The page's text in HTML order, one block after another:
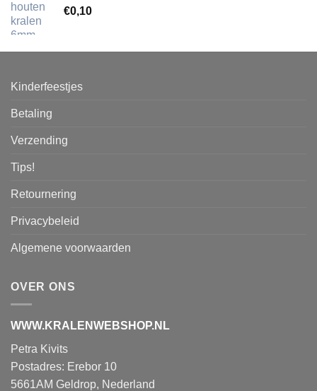
€0,10
Kinderfeestjes
Betaling
Verzending
Tips!
Retournering
Privacybeleid
Algemene voorwaarden
OVER ONS
WWW.KRALENWEBSHOP.NL
Petra Kivits
Postadres: Erebor 10
5661AM Geldrop, Nederland